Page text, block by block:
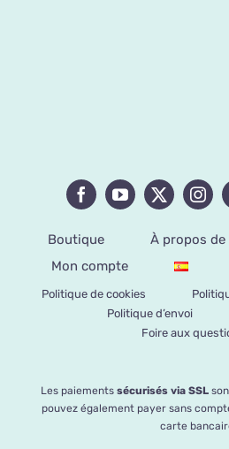
Boutique À propos de
Mon compte
Politique de cookies
Politique d’envoi
Foire aux
Les paiementssécurisés via SSL
pouvez également payer sans
carte